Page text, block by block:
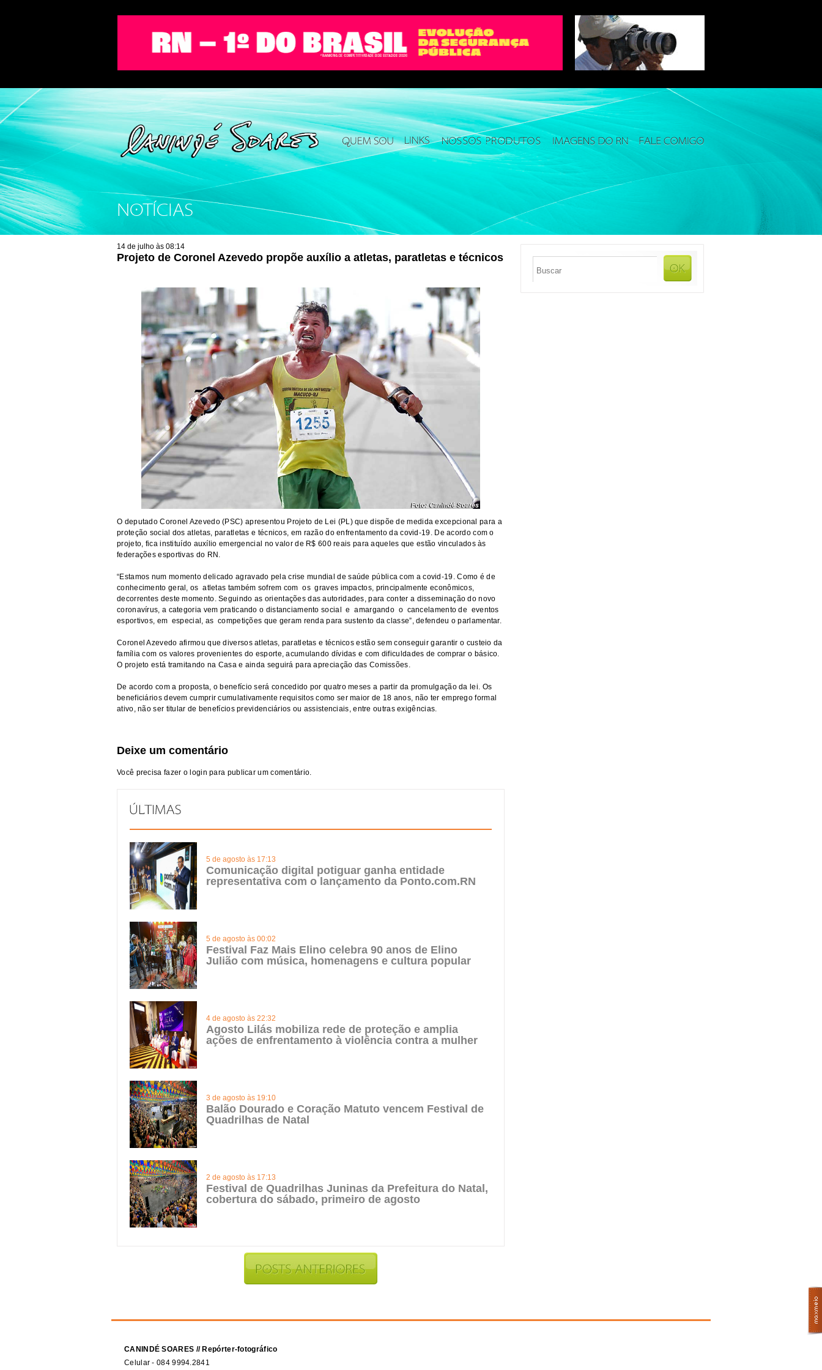
NOTÍCIAS
14 de julho às 08:14
Projeto de Coronel Azevedo propõe auxílio a atletas, paratletas e técnicos
O deputado Coronel Azevedo (PSC) apresentou Projeto de Lei (PL) que dispõe de medida excepcional para a
proteção social dos atletas, paratletas e técnicos, em razão do enfrentamento da covid-19. De acordo com o
projeto, fica instituído auxílio emergencial no valor de R$ 600 reais para aqueles que estão vinculados às
federações esportivas do RN.
“Estamos num momento delicado agravado pela crise mundial de saúde pública com a covid-19. Como é de
conhecimento geral, os atletas também sofrem com os graves impactos, principalmente econômicos,
decorrentes deste momento. Seguindo as orientações das autoridades, para conter a disseminação do novo
coronavírus, a categoria vem praticando o distanciamento social e amargando o cancelamento de eventos
esportivos, em especial, as competições que geram renda para sustento da classe”, defendeu o parlamentar.
Coronel Azevedo afirmou que diversos atletas, paratletas e técnicos estão sem conseguir garantir o custeio da
família com os valores provenientes do esporte, acumulando dívidas e com dificuldades de comprar o básico.
O projeto está tramitando na Casa e ainda seguirá para apreciação das Comissões.
De acordo com a proposta, o benefício será concedido por quatro meses a partir da promulgação da lei. Os
beneficiários devem cumprir cumulativamente requisitos como ser maior de 18 anos, não ter emprego formal
ativo, não ser titular de benefícios previdenciários ou assistenciais, entre outras exigências.
Deixe um comentário
Você precisa fazer o login para publicar um comentário.
5 de agosto às 17:13
Comunicação digital potiguar ganha entidade
representativa com o lançamento da Ponto.com.RN
5 de agosto às 00:02
Festival Faz Mais Elino celebra 90 anos de Elino
Julião com música, homenagens e cultura popular
4 de agosto às 22:32
Agosto Lilás mobiliza rede de proteção e amplia
ações de enfrentamento à violência contra a mulher
3 de agosto às 19:10
Balão Dourado e Coração Matuto vencem Festival de
Quadrilhas de Natal
2 de agosto às 17:13
Festival de Quadrilhas Juninas da Prefeitura do Natal,
cobertura do sábado, primeiro de agosto
CANINDÉ SOARES // Repórter-fotográfico
Celular - 084 9994.2841